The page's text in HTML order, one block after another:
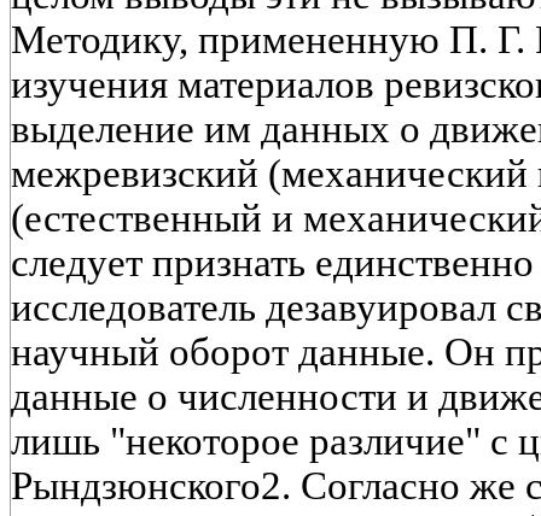
Методику, примененную П. Г.
изучения материалов
выделение им данных о
межревизский (механический
(естественный и
следует признать
исследователь дезавуировал
научный оборот данные. Он
данные о численности и
лишь "некоторое различие" с
Рындзюнского2. Согласно же